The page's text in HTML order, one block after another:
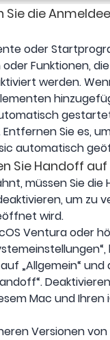
Sie die
oder
Funktionen,
werden.
Sie es,
automatisch
Sie Handoff
müssen Sie
um zu
wird.
Ventura oder
„Allgemein“
Mac und
Versionen von